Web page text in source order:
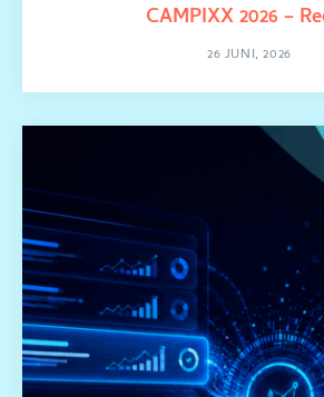
CAMPIXX 2026 –
26 JUNI, 2026